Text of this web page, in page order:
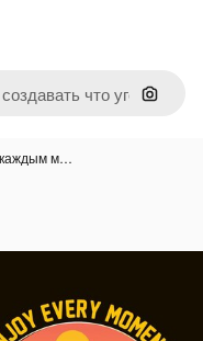
Поиск
м…